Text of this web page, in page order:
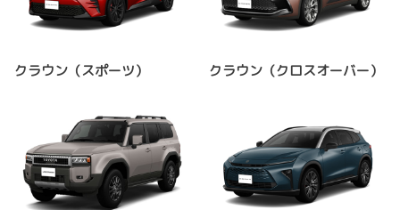
クラウン（スポーツ） クラウン（クロスオーバー）